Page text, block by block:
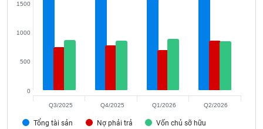
Tổng tài sản Nợ phải trả Vốn chủ sỡ hữu
0
500
1000
1500
Q3/2025 Q4/2025 Q1/2026 Q2/2026
tạo
Sách